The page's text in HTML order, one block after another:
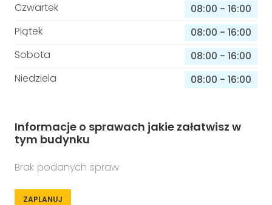
Czwartek
08:00 - 16:00
Piątek
08:00 - 16:00
Sobota
08:00 - 16:00
Niedziela
08:00 - 16:00
Informacje o sprawach jakie załatwisz w
tym budynku
Brak podanych spraw
ZAPLANUJ